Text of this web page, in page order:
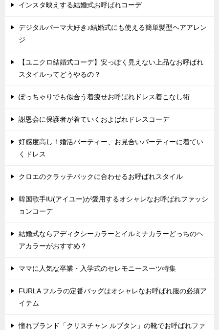
インスタ映えする結婚式お呼ばれコーデ
デジタルパーマ大好き♪結婚式にも使える簡単髪型ヘアアレン
ジ
【ユニクロ結婚式コーデ】安っぽく見えない上品なお呼ばれ
スタイルってどうやるの？
ぽっちゃりでも似合う着痩せお呼ばれドレス着こなし術
謝恩会に保護者が着ていくおよばれドレスコーデ
好感度高し！婚活パーティー、お見合いパーティーに着てい
くドレス
クロエのクラッチバックに合わせるお呼ばれスタイル
韓国歌手IU(アイユー)が愛用するオシャレなお呼ばれファッシ
ョンコーデ
結婚式ならアディクシーカラーとイルミナカラーどっちのヘ
アカラーがおすすめ？
ママに人気な卒業・入学式のセレモニースーツ特集
FURLA フルラの定番バッグはオシャレなお呼ばれ服の必須ア
イテム
憧れブランド「クリスチャン ルブタン」の靴でお呼ばれファ